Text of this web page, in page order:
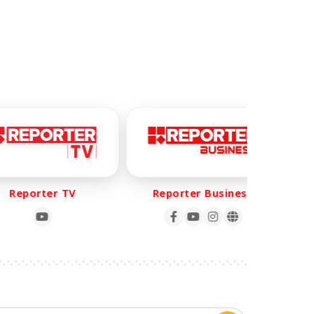
Reporter TV Reporter Business